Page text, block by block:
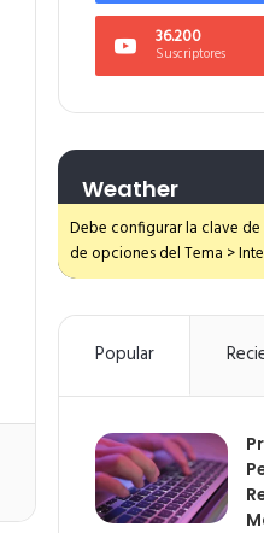
36.200
Suscriptores
Weather
Debe configurar la clave
de opciones del Tema >
Popular